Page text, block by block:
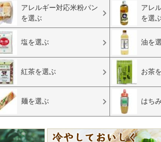
アレルギー対応米粉パン
を選ぶ
アレ
を選ぶ
塩を選ぶ 油を
紅茶を選ぶ お茶
麺を選ぶ はち